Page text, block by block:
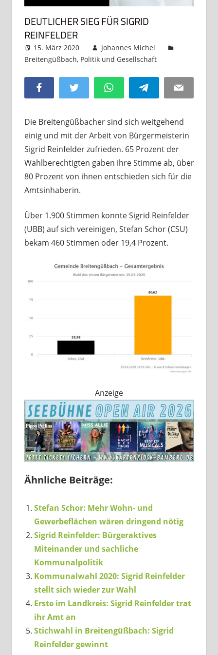
DEUTLICHER SIEG FÜR SIGRID
REINFELDER
15. März 2020
Johannes Michel
Breitengüßbach, Politik und Gesellschaft
hinterlassen
Facebook Twitter WhatsAppTelegram Email
Die Breitengüßbacher sind sich weitgehend
einig und mit der Arbeit von Bürgermeisterin
Sigrid Reinfelder zufrieden. 65 Prozent der
Wahlberechtigten gaben ihre Stimme ab, über
80 Prozent von ihnen entschieden sich für die
Amtsinhaberin.
Über 1.900 Stimmen konnte Sigrid Reinfelder
(UBB) auf sich vereinigen, Stefan Schor (CSU)
bekam 460 Stimmen oder 19,4 Prozent.
Anzeige
Ähnliche Beiträge:
Stefan Schor: Mehr Wohn- und
Gewerbeflächen wären dringend nötig
Sigrid Reinfelder: Bürgeraktives
Miteinander und sachliche
Kommunalpolitik
Kommunalwahl 2020: Sigrid Reinfelder
stellt sich wieder zur Wahl
Erste im Landkreis: Sigrid Reinfelder trat
ihr Amt an
Stichwahl in Breitengüßbach: Sigrid
Reinfelder gewinnt